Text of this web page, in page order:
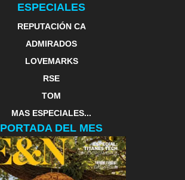
ESPECIALES
REPUTACIÓN CA
ADMIRADOS
LOVEMARKS
RSE
TOM
MAS ESPECIALES...
PORTADA DEL MES